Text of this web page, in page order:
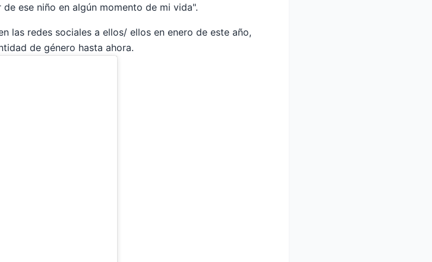
ese niño en algún momento de mi vida".
las redes sociales a ellos/ ellos en enero de este año,
de género hasta ahora.